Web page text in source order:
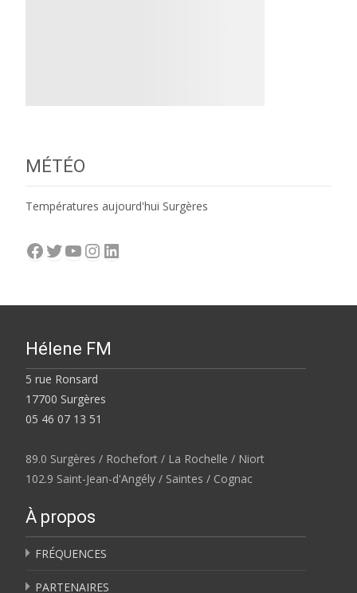
MÉTÉO
Températures aujourd'hui Surgères
Facebook
Twitter
YouTube
Instagram
LinkedIn
Hélene FM
5 rue Ronsard
17700 Surgères
05 46 07 13 51
89.0 Surgères / Rochefort / La Rochelle / Niort
102.9 Saint-Jean-d'Angély / Saintes / Cognac
À propos
FRÉQUENCES
PARTENAIRES